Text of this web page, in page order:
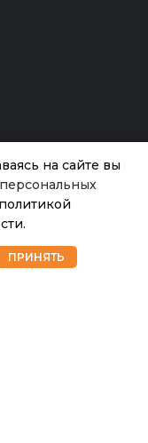
на сайте вы
персональных
ПРИНЯТЬ
₽
Нет в
Мой аккаунт